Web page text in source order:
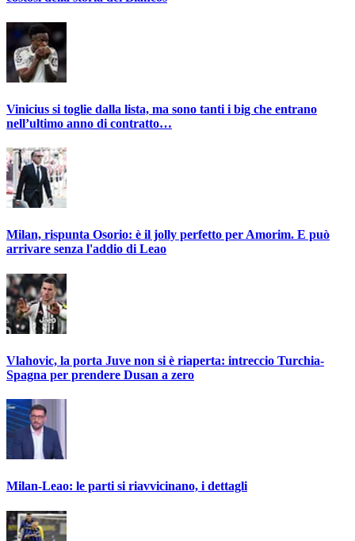
Vinicius si toglie dalla lista, ma sono tanti i big che entrano
nell’ultimo anno di contratto…
Milan, rispunta Osorio: è il jolly perfetto per Amorim. E può
arrivare senza l'addio di Leao
Vlahovic, la porta Juve non si è riaperta: intreccio Turchia-
Spagna per prendere Dusan a zero
Milan-Leao: le parti si riavvicinano, i dettagli